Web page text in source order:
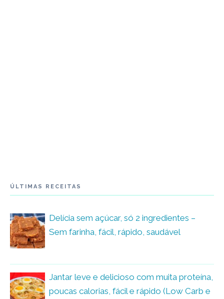
ÚLTIMAS RECEITAS
Delícia sem açúcar, só 2 ingredientes –
Sem farinha, fácil, rápido, saudável
Jantar leve e delicioso com muita proteína,
poucas calorias, fácil e rápido (Low Carb e